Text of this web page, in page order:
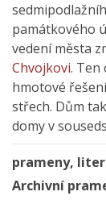
památkového
vedení města
Chvojkovi. Ten
hmotové
střech. Dům
domy v
prameny,
Archivní